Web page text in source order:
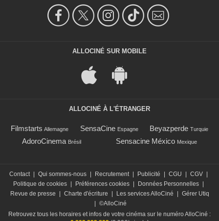
ALLOCINÉ SUR MOBILE
ALLOCINÉ À L'ÉTRANGER
Filmstarts Allemagne SensaCine Espagne Beyazperde Turquie
AdoroCinema Brésil Sensacine México Mexique
Contact | Qui sommes-nous | Recrutement | Publicité | CGU | CGV |
Politique de cookies | Préférences cookies | Données Personnelles |
Revue de presse
| Charte d'écriture | Les services AlloCiné | Gérer Utiq
| ©AlloCiné
Retrouvez tous les horaires et infos de votre cinéma sur le numéro AlloCiné :